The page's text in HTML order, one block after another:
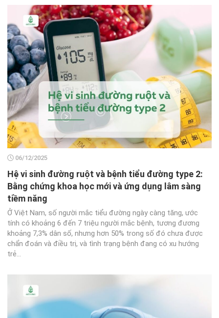
06/12/2025
Hệ vi sinh đường ruột và bệnh tiểu đường type 2:
Bằng chứng khoa học mới và ứng dụng lâm sàng
tiềm năng
Ở Việt Nam, số người mắc tiểu đường ngày càng tăng, ước
tính có khoảng 6 đến 7 triệu người mắc bệnh, tương đương
khoảng 7,3% dân số, nhưng hơn 50% trong số đó chưa được
chẩn đoán và điều trị, và tình trạng bệnh đang có xu hướng
trẻ...